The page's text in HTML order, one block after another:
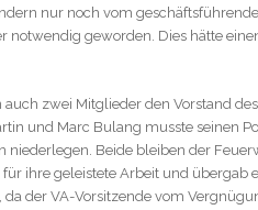
nur noch vom
notwendig geworden. Dies hätte
zwei Mitglieder den Vorstand
und Marc Bulang musste seinen
niederlegen. Beide bleiben der
ihre geleistete Arbeit und übergab
der VA-Vorsitzende vom